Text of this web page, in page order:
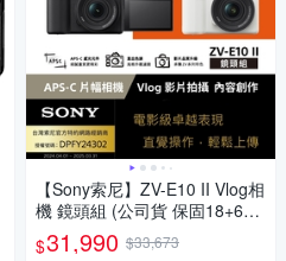
【Sony索尼】ZV-E10 II Vlog相
機 鏡頭組 (公司貨 保固18+6個
月)
$31,990 $33,673